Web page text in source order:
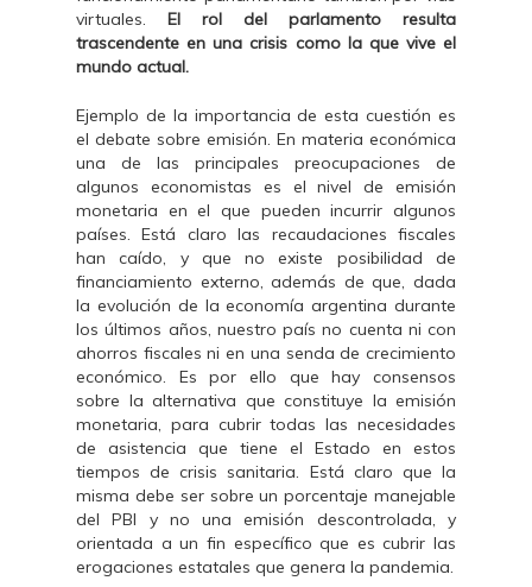
virtuales. El rol del parlamento resulta
trascendente en una crisis como la que vive el
mundo actual.
Ejemplo de la importancia de esta cuestión es
el debate sobre emisión. En materia económica
una de las principales preocupaciones de
algunos economistas es el nivel de emisión
monetaria en el que pueden incurrir algunos
países. Está claro las recaudaciones fiscales
han caído, y que no existe posibilidad de
financiamiento externo, además de que, dada
la evolución de la economía argentina durante
los últimos años, nuestro país no cuenta ni con
ahorros fiscales ni en una senda de crecimiento
económico. Es por ello que hay consensos
sobre la alternativa que constituye la emisión
monetaria, para cubrir todas las necesidades
de asistencia que tiene el Estado en estos
tiempos de crisis sanitaria. Está claro que la
misma debe ser sobre un porcentaje manejable
del PBI y no una emisión descontrolada, y
orientada a un fin específico que es cubrir las
erogaciones estatales que genera la pandemia.